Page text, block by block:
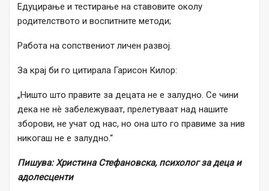
Едуцирање и тестирање на ставовите околу
родителството и воспитните методи;
Работа на сопствениот личен развој.
За крај би го цитирала Гарисон Килор:
„Ништо што правите за децата не е залудно. Се чини
дека не нè забележуваат, прелетуваат над нашите
зборови, не учат од нас, но она што го правиме за нив
никогаш не е залудно.“
Пишува: Христина Стефановска, психолог за деца и
адолесценти